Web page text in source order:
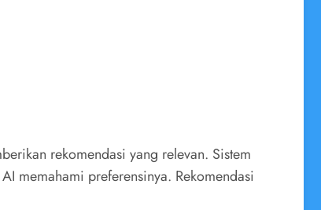
rekomendasi yang relevan. Sistem
memahami preferensinya. Rekomendasi